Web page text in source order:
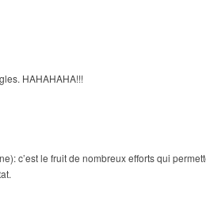
HAHAHAHA!!!
c’est le fruit de nombreux efforts qui